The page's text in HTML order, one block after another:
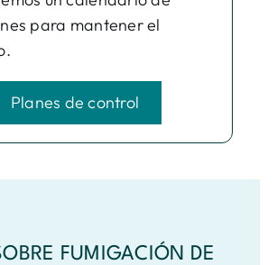
para mantener el
Planes de control
FUMIGACIÓN DE